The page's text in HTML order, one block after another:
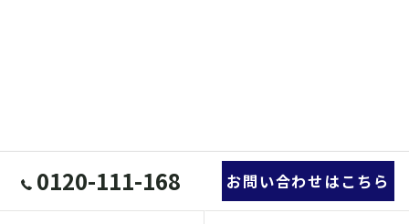
0120-111-168 お問い合わせはこちら